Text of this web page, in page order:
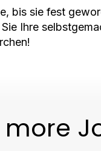
bis sie fest
Ihre
more